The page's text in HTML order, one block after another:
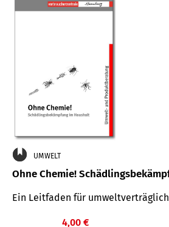
UMWELT
Ohne Chemie!
Ein Leitfaden für
4,00 €